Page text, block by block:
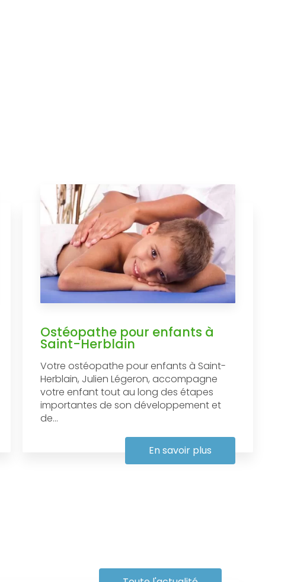
Ostéopathe pour enfants à
Saint-Herblain
Votre ostéopathe pour enfants à Saint-
Herblain, Julien Légeron, accompagne
votre enfant tout au long des étapes
importantes de son développement et
de...
En savoir plus